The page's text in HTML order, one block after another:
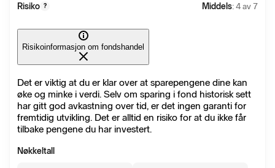
Risiko ? Middels: 4 av 7
Risikoinformasjon om fondshandel
Det er viktig at du er klar over at sparepengene dine kan
øke og minke i verdi. Selv om sparing i fond historisk sett
har gitt god avkastning over tid, er det ingen garanti for
fremtidig utvikling. Det er alltid en risiko for at du ikke får
tilbake pengene du har investert.
Nøkkeltall